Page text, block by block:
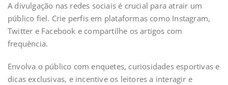
A divulgação nas redes sociais é crucial para atrair um
público fiel. Crie perfis em plataformas como Instagram,
Twitter e Facebook e compartilhe os artigos com
frequência.
Envolva o público com enquetes, curiosidades esportivas e
dicas exclusivas, e incentive os leitores a interagir e